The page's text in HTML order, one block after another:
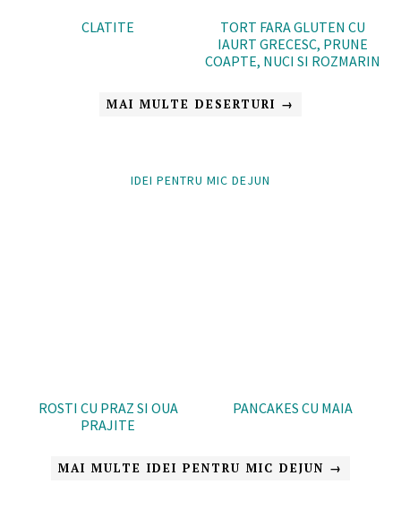
CLATITE
TORT FARA GLUTEN CU
IAURT GRECESC, PRUNE
COAPTE, NUCI SI ROZMARIN
MAI MULTE DESERTURI →
IDEI PENTRU MIC DEJUN
ROSTI CU PRAZ SI OUA
PRAJITE
PANCAKES CU MAIA
MAI MULTE IDEI PENTRU MIC DEJUN →